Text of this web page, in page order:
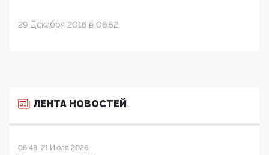
29 Декабря 2016 в 06:52
ЛЕНТА НОВОСТЕЙ
06:48, 21 Июля 2026